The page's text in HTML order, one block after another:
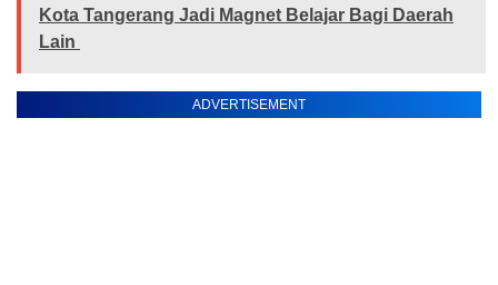
Kota Tangerang Jadi Magnet Belajar Bagi Daerah
Lain
ADVERTISEMENT